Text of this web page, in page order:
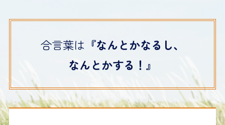
合言葉は 『なんとかなるし、
なんとかする！』